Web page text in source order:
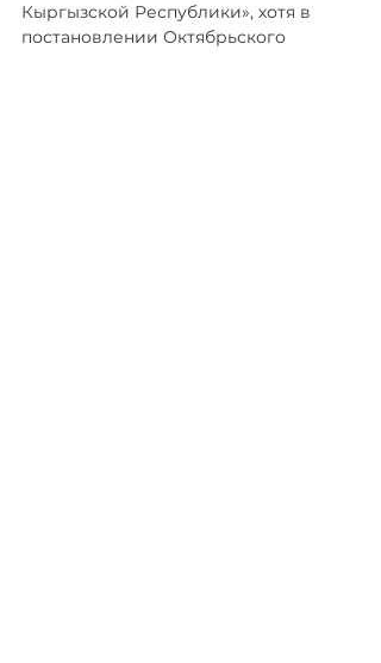
Кыргызской Республики», хотя в
постановлении Октябрьского